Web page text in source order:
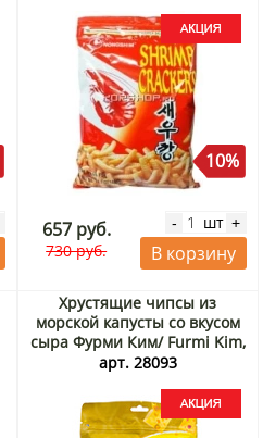
10%
657 руб.
730 руб.
- шт +
В корзину
Хрустящие чипсы из
морской капусты со вкусом
сыра Фурми Ким/ Furmi Kim,
Корея, 30 г Акция
арт. 28093